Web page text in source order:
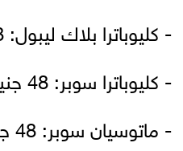
- كليوباترا بلاك ليبول: 48 جنيها
- كليوباترا سوبر: 48 جنيها
- ماتوسيان سوبر: 48 جنيها